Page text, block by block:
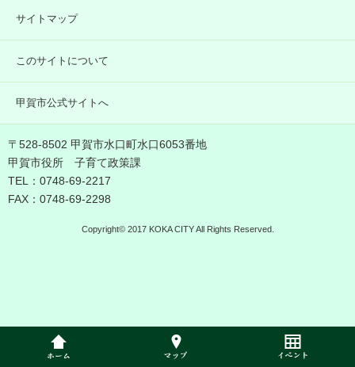
サイトマップ
このサイトについて
甲賀市公式サイトへ
〒528-8502 甲賀市水口町水口6053番地
甲賀市役所 子育て政策課
TEL：0748-69-2217
FAX：0748-69-2298
Copyright© 2017 KOKA CITY All Rights Reserved.